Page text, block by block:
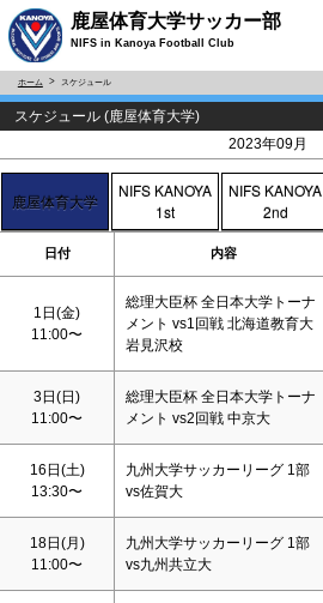
鹿屋体育大学サッカー部
NIFS in Kanoya Football Club
ホーム スケジュール
スケジュール (鹿屋体育大学)
2023年09月
鹿屋体育大学
NIFS KANOYA
1st
NIFS KANOYA
2nd
日付 内容
1日(金)
11:00〜
総理大臣杯 全日本大学トーナ
メント vs1回戦 北海道教育大
岩見沢校
3日(日)
11:00〜
総理大臣杯 全日本大学トーナ
メント vs2回戦 中京大
16日(土)
13:30〜
九州大学サッカーリーグ 1部
vs佐賀大
18日(月)
11:00〜
九州大学サッカーリーグ 1部
vs九州共立大